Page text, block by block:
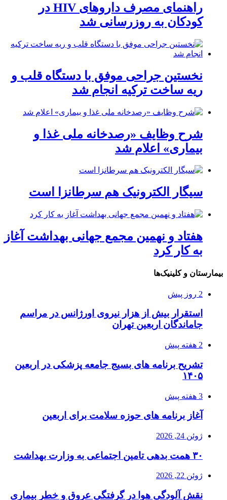
راهنمای مصرف داروهای HIV در
کودکان به روزرسانی شد
نخستین جراحی موفق با دستگاه قلب و
ریه ساخت ترکیه انجام شد
شرح وظایف «رصدخانه ملی غذا و
بیماری» اعلام شد
سیگار الکترونیک هم سرطانزا است
هفتاد و نهمین مجمع جهانی بهداشت آغاز
به کار کرد
بیمارستان و کلینیک‌ها
2 روز پیش
استقرار بیش از هزار نیروی اورژانس در مراسم
جاماندگان اربعین تهران
2 هفته پیش
تشریح برنامه های بسیج جامعه پزشکی در اربعین
۱۴۰۵
3 هفته پیش
آغاز برنامه های حوزه سلامت برای اربعین
ژوئن 24, 2026
۳۰ همت بدهی تامین اجتماعی به وزارت بهداشت
ژوئن 22, 2026
نقش آلودگی هوا در گرفتگی عروق و خطر بیماری